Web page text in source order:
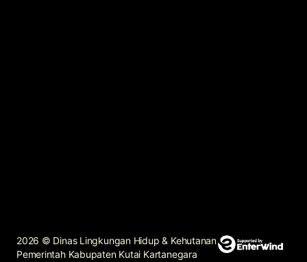
2026 © Dinas Lingkungan Hidup & Kehutanan
Pemerintah Kabupaten Kutai Kartanegara